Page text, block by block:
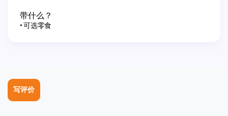
带什么？
可选零食
写评价